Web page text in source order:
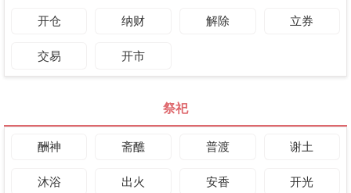
开仓 纳财 解除 立券
交易 开市
祭祀
酬神 斋醮 普渡 谢土
沐浴 出火 安香 开光